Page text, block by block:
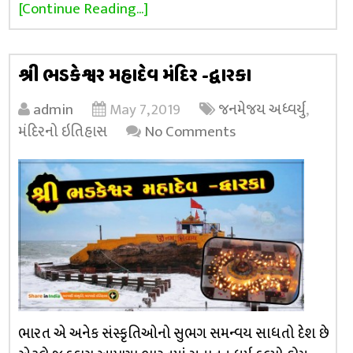
[Continue Reading...]
શ્રી ભડકેશ્વર મહાદેવ મંદિર -દ્વારકા
admin May 7, 2019 જનમેજય અધ્વર્યુ,
મંદિરનો ઇતિહાસ
No Comments
ભારત એ અનેક સંસ્કૃતિઓનો સુભગ સમન્વય સાધતો દેશ છે